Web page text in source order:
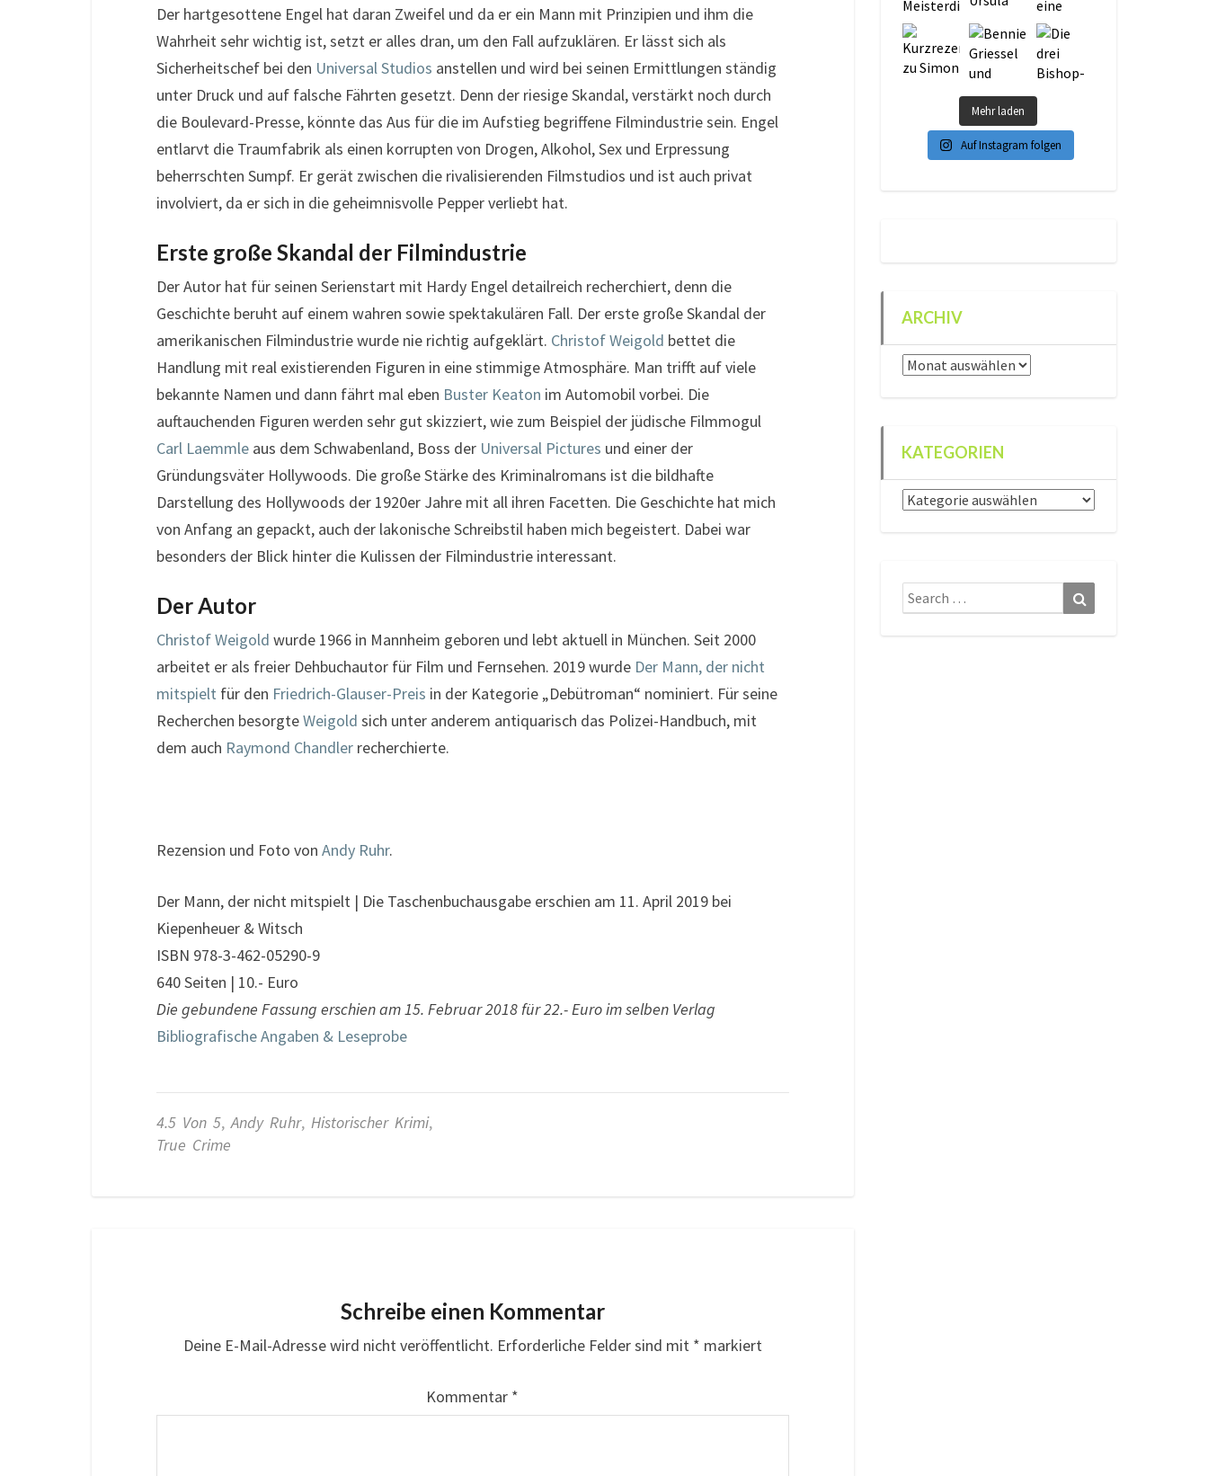
Der hartgesottene Engel hat daran Zweifel und da er ein Mann mit Prinzipien und ihm die
Wahrheit sehr wichtig ist, setzt er alles dran, um den Fall aufzuklären. Er lässt sich als
Sicherheitschef bei den Universal Studios anstellen und wird bei seinen Ermittlungen ständig
unter Druck und auf falsche Fährten gesetzt. Denn der riesige Skandal, verstärkt noch durch
die Boulevard-Presse, könnte das Aus für die im Aufstieg begriffene Filmindustrie sein. Engel
entlarvt die Traumfabrik als einen korrupten von Drogen, Alkohol, Sex und Erpressung
beherrschten Sumpf. Er gerät zwischen die rivalisierenden Filmstudios und ist auch privat
involviert, da er sich in die geheimnisvolle Pepper verliebt hat.
Erste große Skandal der Filmindustrie
Der Autor hat für seinen Serienstart mit Hardy Engel detailreich recherchiert, denn die
Geschichte beruht auf einem wahren sowie spektakulären Fall. Der erste große Skandal der
amerikanischen Filmindustrie wurde nie richtig aufgeklärt. Christof Weigold bettet die
Handlung mit real existierenden Figuren in eine stimmige Atmosphäre. Man trifft auf viele
bekannte Namen und dann fährt mal eben Buster Keaton im Automobil vorbei. Die
auftauchenden Figuren werden sehr gut skizziert, wie zum Beispiel der jüdische Filmmogul
Carl Laemmle aus dem Schwabenland, Boss der Universal Pictures und einer der
Gründungsväter Hollywoods. Die große Stärke des Kriminalromans ist die bildhafte
Darstellung des Hollywoods der 1920er Jahre mit all ihren Facetten. Die Geschichte hat mich
von Anfang an gepackt, auch der lakonische Schreibstil haben mich begeistert. Dabei war
besonders der Blick hinter die Kulissen der Filmindustrie interessant.
Der Autor
Christof Weigold wurde 1966 in Mannheim geboren und lebt aktuell in München. Seit 2000
arbeitet er als freier Dehbuchautor für Film und Fernsehen. 2019 wurde Der Mann, der nicht
mitspielt für den Friedrich-Glauser-Preis in der Kategorie „Debütroman“ nominiert. Für seine
Recherchen besorgteWeigold sich unter anderem antiquarisch das Polizei-Handbuch, mit
dem auch Raymond Chandler recherchierte.
Rezension und Foto von Andy Ruhr.
Der Mann, der nicht mitspielt | Die Taschenbuchausgabe erschien am 11. April 2019 bei
Kiepenheuer & Witsch
ISBN 978-3-462-05290-9
640 Seiten | 10.- Euro
Die gebundene Fassung erschien am 15. Februar 2018 für 22.- Euro im selben Verlag
Bibliografische Angaben & Leseprobe
4.5 Von 5,Andy Ruhr, Historischer Krimi,
True Crime
Schreibe einen Kommentar
Deine E-Mail-Adresse wird nicht veröffentlicht. Erforderliche Felder sind mit * markiert
Kommentar *
Mehr laden
Auf Instagram folgen
ARCHIV
Archiv
KATEGORIEN
Kategorien
Search
for: